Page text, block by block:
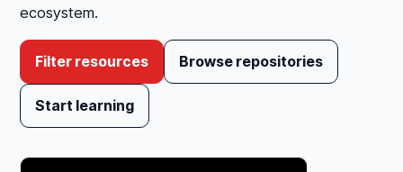
ecosystem.
Filter resources Browse repositories
Start learning